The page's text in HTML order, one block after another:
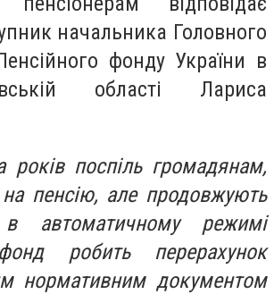
начальника Головного
фонду України в
області Лариса
років поспіль громадянам,
пенсію, але продовжують
автоматичному режимі
робить перерахунок
нормативним документом